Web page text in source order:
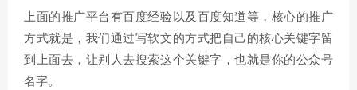
上面的推广平台有百度经验以及百度知道等，核心的推广
方式就是，我们通过写软文的方式把自己的核心关键字留
到上面去，让别人去搜索这个关键字，也就是你的公众号
名字。